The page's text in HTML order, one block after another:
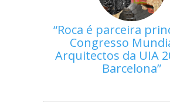
Roca é parceira
Congresso
Arquitectos da UIA
Barcelona